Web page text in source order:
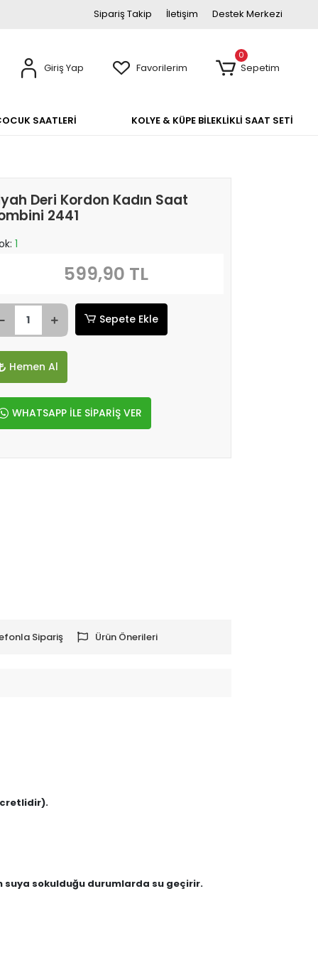
Sipariş Takip İletişim Destek Merkezi
Giriş Yap Favorilerim
0
Sepetim
SAATLERİ KOLYE & KÜPE BİLEKLİKLİ SAAT SETİ
Deri Kordon Kadın Saat
2441
1
599,90 TL
Sepete Ekle
Hemen Al
WHATSAPP İLE SİPARİŞ VER
Sipariş Ürün Önerileri
suya sokulduğu durumlarda su geçirir.